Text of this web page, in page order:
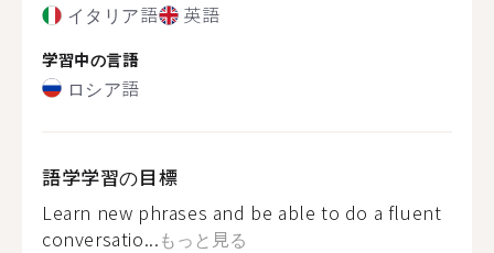
イタリア語 英語
学習中の言語
ロシア語
語学学習の目標
Learn new phrases and be able to do a fluent
conversatio...もっと見る